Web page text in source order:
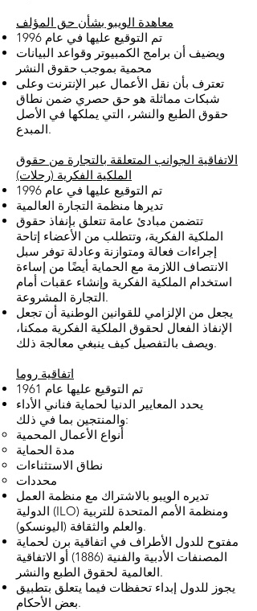
معاهدة الويبو بشأن حق المؤلف
تم التوقيع عليها في عام 1996
ويضيف أن برامج الكمبيوتر وقواعد البيانات
محمية بموجب حقوق النشر
تعترف بأن نقل الأعمال عبر الإنترنت وعلى
شبكات مماثلة هو حق حصري ضمن نطاق
حقوق الطبع والنشر، التي يملكها في الأصل
المبدع.
الاتفاقية الجوانب المتعلقة بالتجارة من حقوق
الملكية الفكرية (رحلات)
تم التوقيع عليها في عام 1996
تديرها منظمة التجارة العالمية
تتضمن مبادئ عامة تتعلق بإنفاذ حقوق
الملكية الفكرية، وتتطلب من الأعضاء إتاحة
إجراءات فعالة ومتوازنة وعادلة توفر سبل
الانتصاف اللازمة مع الحماية أيضًا من إساءة
استخدام الملكية الفكرية وإنشاء عقبات أمام
التجارة المشروعة.
يجعل من الإلزامي للقوانين الوطنية أن تجعل
الإنفاذ الفعال لحقوق الملكية الفكرية ممكنا،
ويصف بالتفصيل كيف ينبغي معالجة ذلك.
اتفاقية روما
تم التوقيع عليها عام 1961
يحدد المعايير الدنيا لحماية فناني الأداء
والمنتجين بما في ذلك:
أنواع الأعمال المحمية
مدة الحماية
نطاق الاستثناءات
محددات
تديره الويبو بالاشتراك مع منظمة العمل
الدولية (ILO) ومنظمة الأمم المتحدة للتربية
والعلم والثقافة (اليونسكو).
مفتوح للدول الأطراف في اتفاقية برن لحماية
المصنفات الأدبية والفنية (1886) أو الاتفاقية
العالمية لحقوق الطبع والنشر.
يجوز للدول إبداء تحفظات فيما يتعلق بتطبيق
بعض الأحكام.